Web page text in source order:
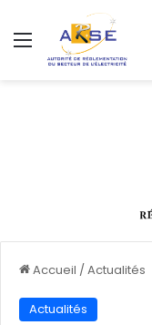
Menu
Accueil /Actualités
Actualités